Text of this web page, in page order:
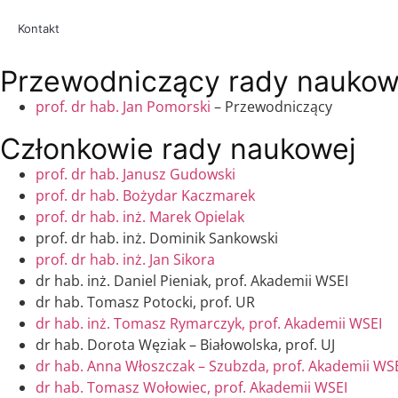
Kontakt
Przewodniczący rady
prof. dr hab. Jan Pomorski – Przewodniczący
Członkowie rady naukowej
prof. dr hab. Janusz Gudowski
prof. dr hab. Bożydar Kaczmarek
prof. dr hab. inż. Marek Opielak
prof. dr hab. inż. Dominik Sankowski
prof. dr hab. inż. Jan Sikora
dr hab. inż. Daniel Pieniak, prof. Akademii WSEI
dr hab. Tomasz Potocki, prof. UR
dr hab. inż. Tomasz Rymarczyk, prof. Akademii WSEI
dr hab. Dorota Węziak – Białowolska, prof. UJ
dr hab. Anna Włoszczak – Szubzda, prof. Akademii
dr hab. Tomasz Wołowiec, prof. Akademii WSEI